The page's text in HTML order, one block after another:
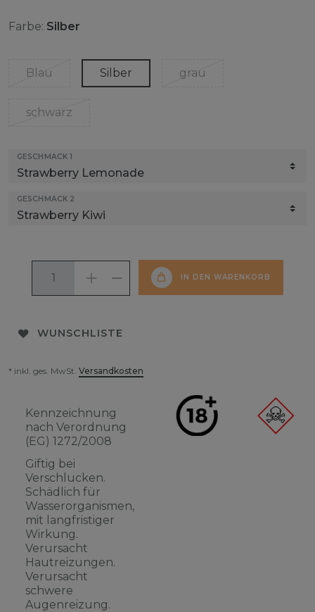
Farbe: Silber
Blau Silber grau
schwarz
GESCHMACK 1
GESCHMACK 2
IN DEN WARENKORB
WUNSCHLISTE
* inkl. ges. MwSt. Versandkosten
Kennzeichnung
nach Verordnung
(EG) 1272/2008
Giftig bei
Verschlucken.
Schädlich für
Wasserorganismen,
mit langfristiger
Wirkung.
Verursacht
Hautreizungen.
Verursacht
schwere
Augenreizung.